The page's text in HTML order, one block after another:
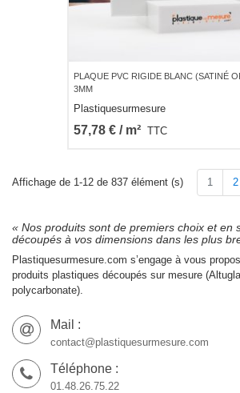
PLAQUE PVC RIGIDE BLANC (SATINÉ
3MM
Plastiquesurmesure
57,78 € / m² TTC
Affichage de 1-12 de 837 élément (s) 1 2
« Nos produits sont de premiers choix et en
découpés à vos dimensions dans les plus
Plastiquesurmesure.com s’engage à vous
produits plastiques découpés sur mesure
polycarbonate).
Mail :
contact@plastiquesurmesure.com
Téléphone :
01.48.26.75.22